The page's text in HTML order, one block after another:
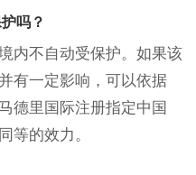
吗？
内不自动受保护。如果该
有一定影响，可以依据
德里国际注册指定中国
等的效力。